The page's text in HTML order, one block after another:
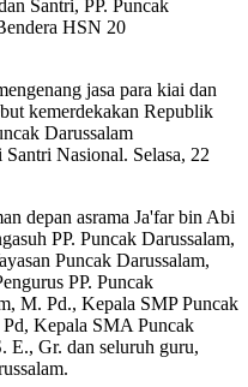
jasa para kiai dan
kemerdekakan Republik
Darussalam
Nasional. Selasa, 22
depan asrama Ja'far bin Abi
PP. Puncak Darussalam,
Puncak Darussalam,
PP. Puncak
M. Pd., Kepala SMP Puncak
Kepala SMA Puncak
E., Gr. dan seluruh guru,